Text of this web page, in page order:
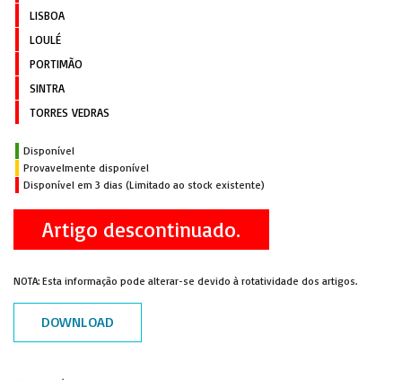
LISBOA
LOULÉ
PORTIMÃO
SINTRA
TORRES VEDRAS
Disponível
Provavelmente disponível
Disponível em 3 dias (Limitado ao stock existente)
Artigo descontinuado.
NOTA: Esta informação pode alterar-se devido à rotatividade dos artigos.
DOWNLOAD